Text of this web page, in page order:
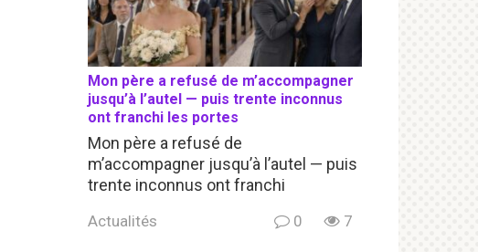
Mon père a refusé de m’accompagner
jusqu’à l’autel — puis trente inconnus
ont franchi les portes
Mon père a refusé de
m’accompagner jusqu’à l’autel — puis
trente inconnus ont franchi
Actualités 0 7